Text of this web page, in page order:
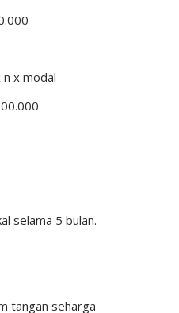
x modal
selama 5 bulan.
tangan seharga